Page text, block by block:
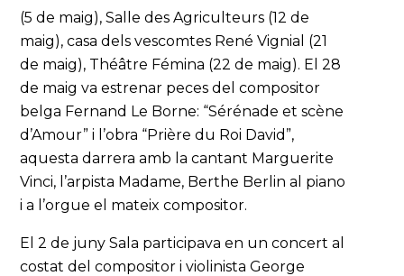
(5 de maig), Salle des Agriculteurs (12 de
maig), casa dels vescomtes René Vignial (21
de maig), Théâtre Fémina (22 de maig). El 28
de maig va estrenar peces del compositor
belga Fernand Le Borne: “Sérénade et scène
d’Amour” i l’obra “Prière du Roi David”,
aquesta darrera amb la cantant Marguerite
Vinci, l’arpista Madame, Berthe Berlin al piano
i a l’orgue el mateix compositor.
El 2 de juny Sala participava en un concert al
costat del compositor i violinista George